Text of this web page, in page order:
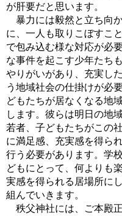
が肝要だと思います。
暴力には毅然と立ち向
に、一人も取りこぼすこ
で包み込む様な対応が必
な事件を起こす少年たち
やりがいがあり、充実し
う地域社会の仕掛けが必
どもたちが居なくなる地
します。彼らは明日の地
若者、子どもたちがこの
に満足感、充実感を得ら
行う必要があります。学
どもにとって、何よりも
実感を得られる居場所に
組んでいきます。
秩父神社には、ご本殿